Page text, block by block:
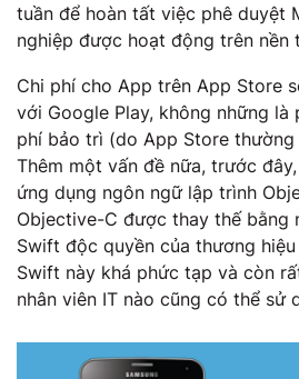
tuần để hoàn tất việc phê duyệt
nghiệp được hoạt động trên nền
Chi phí cho App trên App Store
với Google Play, không những là
phí bảo trì (do App Store thường
Thêm một vấn đề nữa, trước
ứng dụng ngôn ngữ lập trình
Objective-C được thay thế bằng
Swift độc quyền của thương
Swift này khá phức tạp và còn
nhân viên IT nào cũng có thể sử